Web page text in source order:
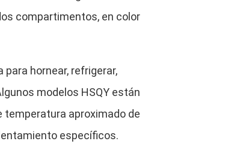
compartimentos, en color
hornear, refrigerar,
modelos HSQY están
temperatura aproximado de
específicos.